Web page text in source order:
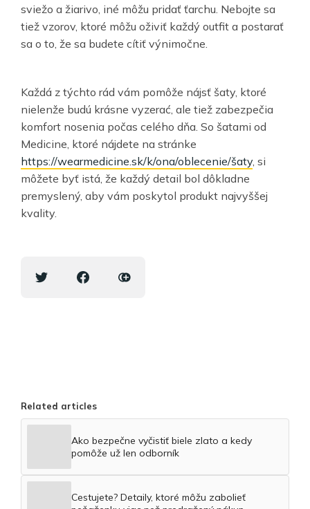
sviežo a žiarivo, iné môžu pridať ťarchu. Nebojte sa
tiež vzorov, ktoré môžu oživiť každý outfit a postarať
sa o to, že sa budete cítiť výnimočne.
Každá z týchto rád vám pomôže nájsť šaty, ktoré
nielenže budú krásne vyzerać, ale tiež zabezpečia
komfort nosenia počas celého dňa. So šatami od
Medicine, ktoré nájdete na stránke
https://wearmedicine.sk/k/ona/oblecenie/šaty, si
môžete byť istá, že každý detail bol dôkladne
premyslený, aby vám poskytol produkt najvyššej
kvality.
Related articles
Ako bezpečne vyčistiť biele zlato a kedy
pomôže už len odborník
Cestujete? Detaily, ktoré môžu zabolieť